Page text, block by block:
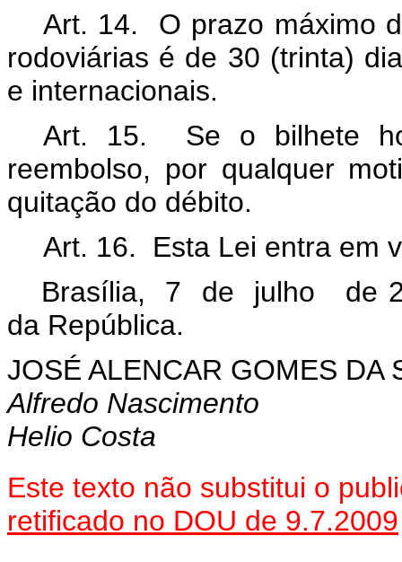
Art. 14. O prazo máximo
rodoviárias é de 30 (trinta)
e internacionais.
Art. 15. Se o bilhete
reembolso, por qualquer
quitação do débito.
Art. 16. Esta Lei entra em
Brasília, 7 de julho de
da República.
JOSÉ ALENCAR GOMES DA
Alfredo Nascimento
Helio Costa
Este texto não substitui o
retificado no DOU de 9.7.2009